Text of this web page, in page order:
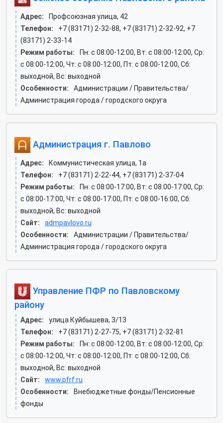
Адрес:
Профсоюзная улица, 42
Телефон:
+7 (83171) 2-32-88, +7 (83171) 2-32-92, +7
(83171) 2-33-14
Режим работы:
Пн: c 08:00-12:00, Вт: c 08:00-12:00, Ср:
c 08:00-12:00, Чт: c 08:00-12:00, Пт: c 08:00-12:00, Сб:
выходной, Вс: выходной
Особенности:
Администрации / Правительства/
Администрация города / городского округа
Администрация г. Павлово
Адрес:
Коммунистическая улица, 1а
Телефон:
+7 (83171) 2-22-44, +7 (83171) 2-37-04
Режим работы:
Пн: c 08:00-17:00, Вт: c 08:00-17:00, Ср:
c 08:00-17:00, Чт: c 08:00-17:00, Пт: c 08:00-16:00, Сб:
выходной, Вс: выходной
Сайт:
admpavlovo.ru
Особенности:
Администрации / Правительства/
Администрация города / городского округа
Управление ПФР по Павловскому
району
Адрес:
улица Куйбышева, 3/13
Телефон:
+7 (83171) 2-27-75, +7 (83171) 2-32-81
Режим работы:
Пн: c 08:00-12:00, Вт: c 08:00-12:00, Ср:
c 08:00-12:00, Чт: c 08:00-12:00, Пт: c 08:00-12:00, Сб:
выходной, Вс: выходной
Сайт:
www.pfrf.ru
Особенности:
Внебюджетные фонды/Пенсионные
фонды